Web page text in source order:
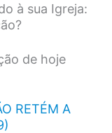
à sua Igreja:
de hoje
RETÉM A